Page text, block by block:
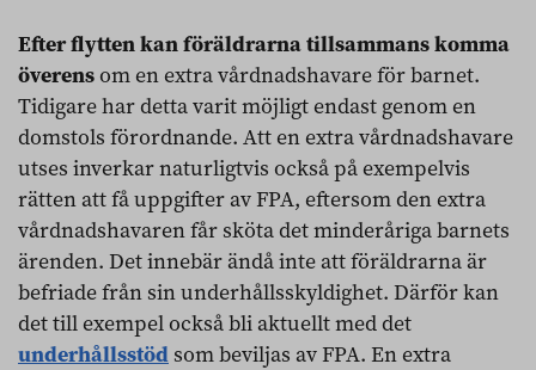
Efter flytten kan föräldrarna tillsammans komma
överensom en extra vårdnadshavare för barnet.
Tidigare har detta varit möjligt endast genom en
domstols förordnande. Att en extra vårdnadshavare
utses inverkar naturligtvis också på exempelvis
rätten att få uppgifter av FPA, eftersom den extra
vårdnadshavaren får sköta det minderåriga barnets
ärenden. Det innebär ändå inte att föräldrarna är
befriade från sin underhållsskyldighet. Därför kan
det till exempel också bli aktuellt med det
underhållsstöd som beviljas av FPA. En extra